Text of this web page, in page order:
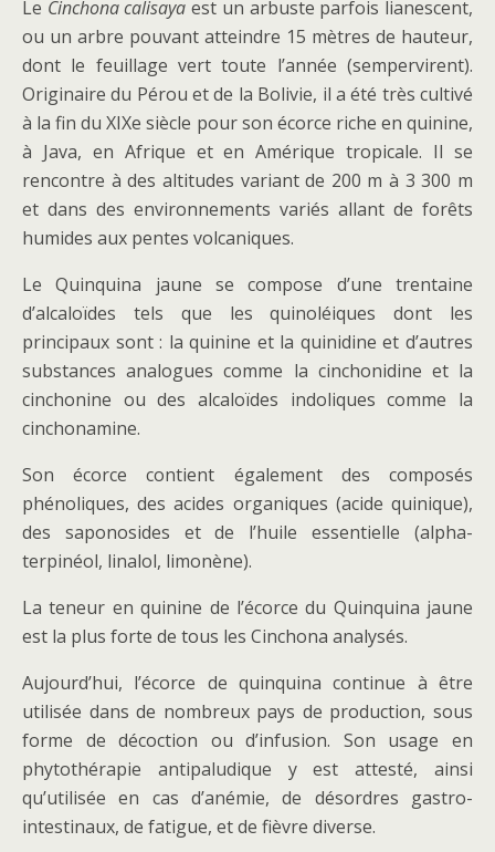
Le Cinchona calisaya est un arbuste parfois lianescent,
ou un arbre pouvant atteindre 15 mètres de hauteur,
dont le feuillage vert toute l’année (sempervirent).
Originaire du Pérou et de la Bolivie, il a été très cultivé
à la fin du XIXe siècle pour son écorce riche en quinine,
à Java, en Afrique et en Amérique tropicale. Il se
rencontre à des altitudes variant de 200 m à 3 300 m
et dans des environnements variés allant de forêts
humides aux pentes volcaniques.
Le Quinquina jaune se compose d’une trentaine
d’alcaloïdes tels que les quinoléiques dont les
principaux sont : la quinine et la quinidine et d’autres
substances analogues comme la cinchonidine et la
cinchonine ou des alcaloïdes indoliques comme la
cinchonamine.
Son écorce contient également des composés
phénoliques, des acides organiques (acide quinique),
des saponosides et de l’huile essentielle (alpha-
terpinéol, linalol, limonène).
La teneur en quinine de l’écorce du Quinquina jaune
est la plus forte de tous les Cinchona analysés.
Aujourd’hui, l’écorce de quinquina continue à être
utilisée dans de nombreux pays de production, sous
forme de décoction ou d’infusion. Son usage en
phytothérapie antipaludique y est attesté, ainsi
qu’utilisée en cas d’anémie, de désordres gastro-
intestinaux, de fatigue, et de fièvre diverse.